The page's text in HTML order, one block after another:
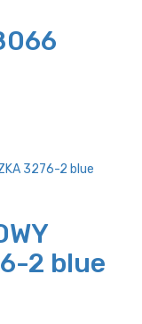
2 blue